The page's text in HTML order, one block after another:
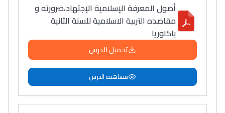
أصول المعرفة الإسلامية الإجتهاد،ضرورته و
مقاصده التربية الاسلامية للسنة الثانية
باكلوريا
تحميل الدرس
مشاهدة الدرس